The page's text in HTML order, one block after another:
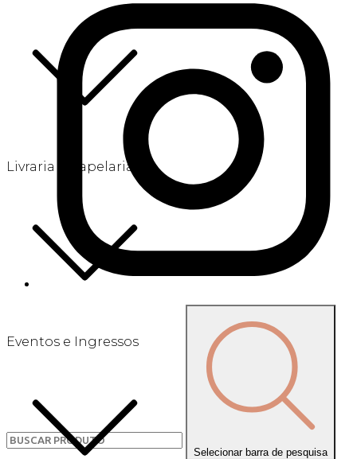
Livraria e Papelaria
Eventos e Ingressos
Selecionar barra de pesquisa